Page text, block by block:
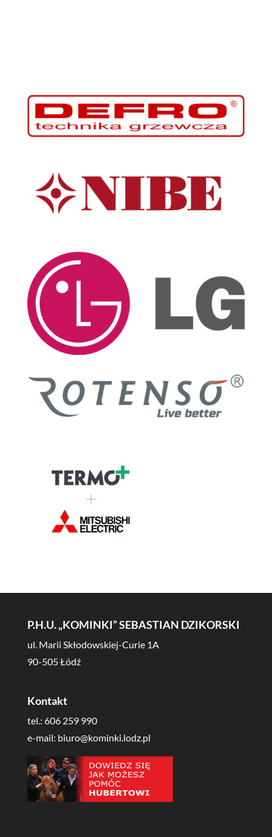
P.H.U. „KOMINKI” SEBASTIAN DZIKORSKI
ul. Marii Skłodowskiej-Curie 1A
90-505 Łódź
Kontakt
tel.: 606 259 990
e-mail: biuro@kominki.lodz.pl